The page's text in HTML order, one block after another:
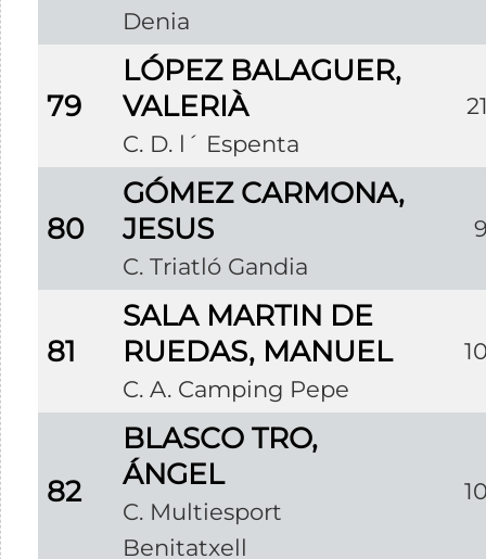
Denia
79
LÓPEZ BALAGUER,
VALERIÀ
C. D. l´ Espenta
80
GÓMEZ CARMONA,
JESUS
C. Triatló Gandia
81
SALA MARTIN DE
RUEDAS, MANUEL
C. A. Camping Pepe
82
BLASCO TRO,
ÁNGEL
C. Multiesport
Benitatxell